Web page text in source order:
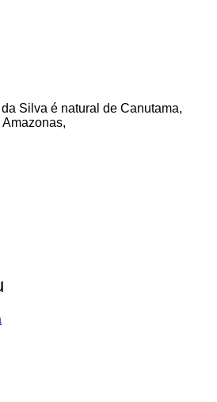
Silva é natural de Canutama,